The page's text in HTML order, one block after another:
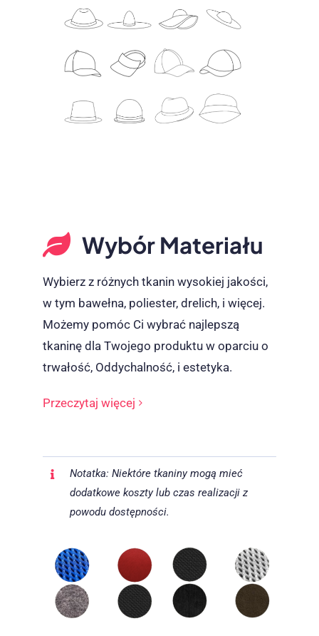
Wybór Materiału
Wybierz z różnych tkanin wysokiej jakości,
w tym bawełna, poliester, drelich, i więcej.
Możemy pomóc Ci wybrać najlepszą
tkaninę dla Twojego produktu w oparciu o
trwałość, Oddychalność, i estetyka.
Przeczytaj więcej
Notatka: Niektóre tkaniny mogą mieć
dodatkowe koszty lub czas realizacji z
powodu dostępności.